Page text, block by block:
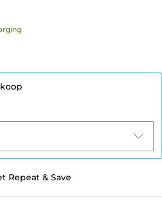
Repeat & Save